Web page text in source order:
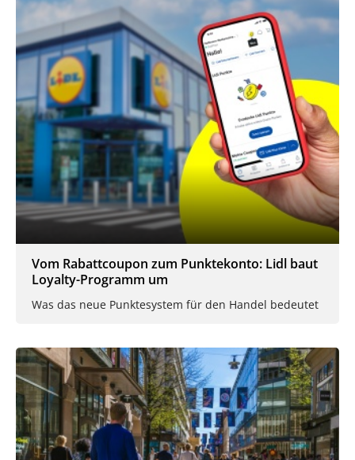
Vom Rabattcoupon zum Punktekonto: Lidl baut
Loyalty-Programm um
Was das neue Punktesystem für den Handel bedeutet